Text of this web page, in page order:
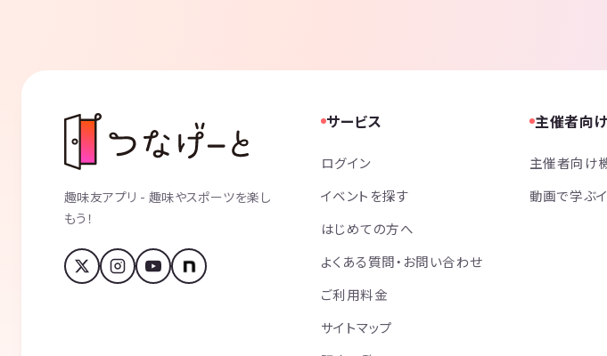
趣味友アプリ - 趣味やスポーツを楽し
もう！
サービス
ログイン
イベントを探す
はじめての方へ
よくある質問・お問い合わせ
ご利用料金
サイトマップ
主催者向け
主催者向け
動画で学ぶ